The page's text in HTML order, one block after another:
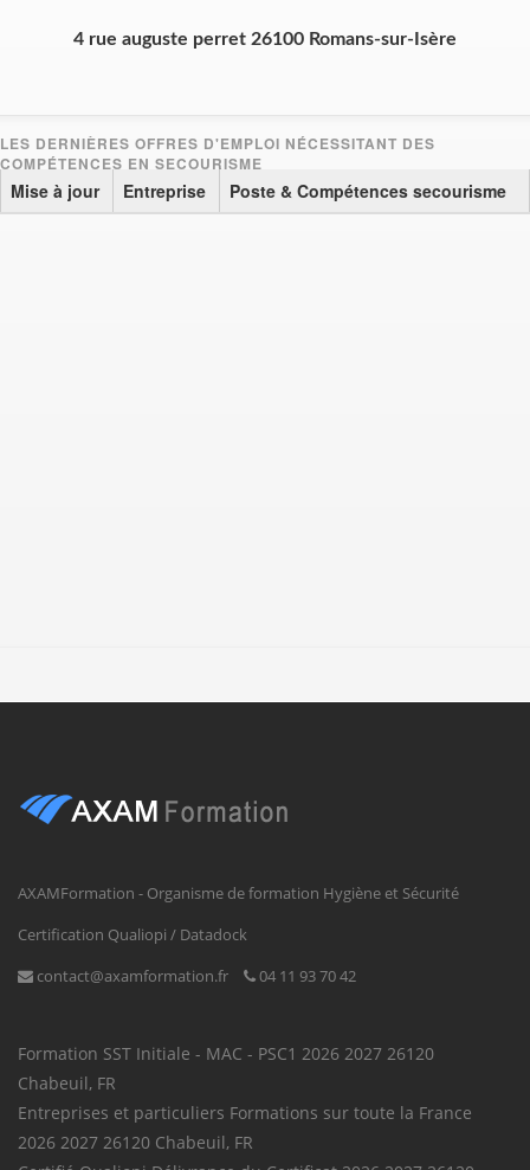
4 rue auguste perret 26100 Romans-sur-Isère
Mise à jour Entreprise Poste & Compétences secourisme
AXAMFormation - Organisme de formation Hygiène et Sécurité
Certification Qualiopi / Datadock
contact@axamformation.fr
04 11 93 70 42
Formation SST Initiale - MAC - PSC1 2026 2027 26120
Chabeuil, FR
Entreprises et particuliers Formations sur toute la France
2026 2027 26120 Chabeuil, FR